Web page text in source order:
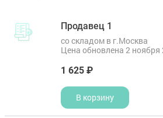
Продавец 1
со складом в г.Москва
Цена обновлена 2 ноября
1 625 ₽
В корзину